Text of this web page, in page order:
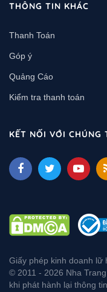
THÔNG TIN KHÁC
Thanh Toán
Góp ý
Quảng Cáo
Kiểm tra thanh toán
KẾT NỐI VỚI CHÚNG
Giấy phép kinh doanh lữ
© 2011 - 2026 Nha
khi phát hành lại thông